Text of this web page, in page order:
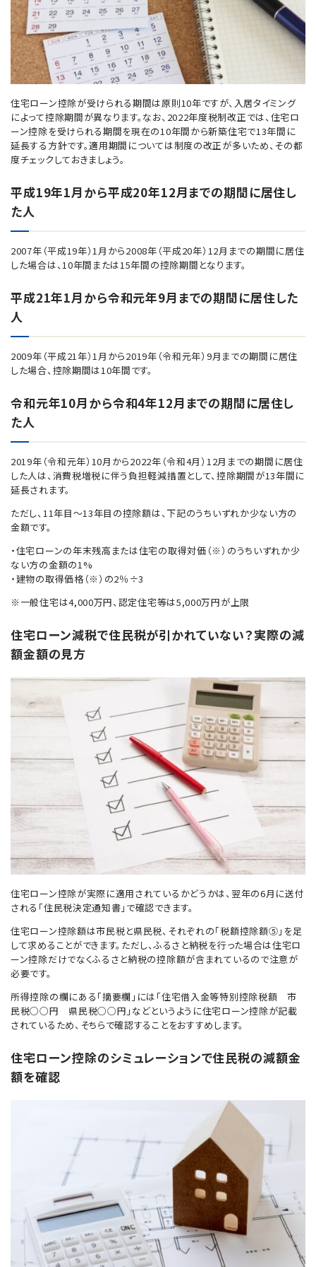
住宅ローン控除が受けられる期間は原則10年ですが、入居タイミング
によって控除期間が異なります。なお、2022年度税制改正では、住宅ロ
ーン控除を受けられる期間を現在の10年間から新築住宅で13年間に
延長する方針です。適用期間については制度の改正が多いため、その都
度チェックしておきましょう。
平成19年1月から平成20年12月までの期間に居住し
た人
2007年（平成19年）1月から2008年（平成20年）12月までの期間に居住
した場合は、10年間または15年間の控除期間となります。
平成21年1月から令和元年9月までの期間に居住した
人
2009年（平成21年）1月から2019年（令和元年）9月までの期間に居住
した場合、控除期間は10年間です。
令和元年10月から令和4年12月までの期間に居住し
た人
2019年（令和元年）10月から2022年（令和4月）12月までの期間に居住
した人は、消費税増税に伴う負担軽減措置として、控除期間が13年間に
延長されます。
ただし、11年目～13年目の控除額は、下記のうちいずれか少ない方の
金額です。
・住宅ローンの年末残高または住宅の取得対価（※）のうちいずれか少
ない方の金額の1%
・建物の取得価格（※）の2％÷3
※一般住宅は4,000万円、認定住宅等は5,000万円が上限
住宅ローン減税で住民税が引かれていない？実際の減
額金額の見方
住宅ローン控除が実際に適用されているかどうかは、翌年の6月に送付
される「住民税決定通知書」で確認できます。
住宅ローン控除額は市民税と県民税、それぞれの「税額控除額⑤」を足
して求めることができます。ただし、ふるさと納税を行った場合は住宅ロ
ーン控除だけでなくふるさと納税の控除額が含まれているので注意が
必要です。
所得控除の欄にある「摘要欄」には「住宅借入金等特別控除税額 市
民税○○円 県民税○○円」などというように住宅ローン控除が記載
されているため、そちらで確認することをおすすめします。
住宅ローン控除のシミュレーションで住民税の減額金
額を確認